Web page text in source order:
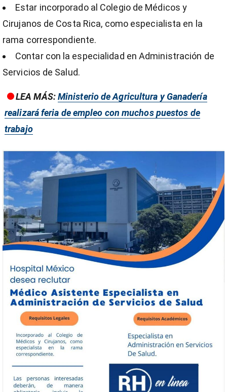
Estar incorporado al Colegio de Médicos y
Cirujanos de Costa Rica, como especialista en la
rama correspondiente.
Contar con la especialidad en Administración de
Servicios de Salud.
LEA MÁS:Ministerio de Agricultura y Ganadería
realizará feria de empleo con muchos puestos de
trabajo